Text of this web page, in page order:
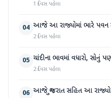
1 દિવસ પહેલા
04 આજે આ રાજ્યોમાં ભારે પવન
2 દિવસ પહેલા
05 ચાંદીના ભાવમાં વધારો, સોનું
2 દિવસ પહેલા
06 આજે ગુજરાત સહિત આ